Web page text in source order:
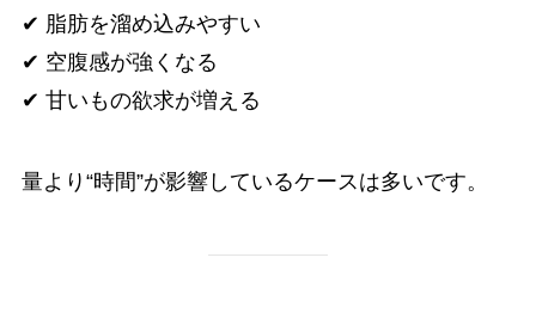
✔ 脂肪を溜め込みやすい
✔ 空腹感が強くなる
✔ 甘いもの欲求が増える
量より“時間”が影響しているケースは多いです。